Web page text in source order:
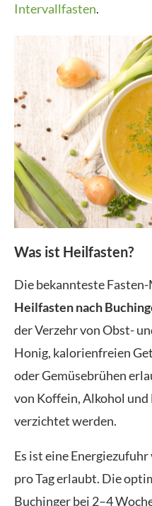
Intervallfasten.
Was ist Heilfasten?
Die bekannteste
Heilfasten nach
der Verzehr von Obst-
Honig, kalorienfreien
oder Gemüsebrühen
von Koffein, Alkohol
verzichtet werden.
Es ist eine
pro Tag erlaubt. Die
Buchinger bei 2–4